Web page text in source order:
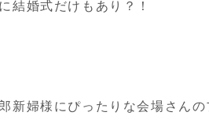
結婚式だけもあり？！
新婦様にぴったりな会場さんの